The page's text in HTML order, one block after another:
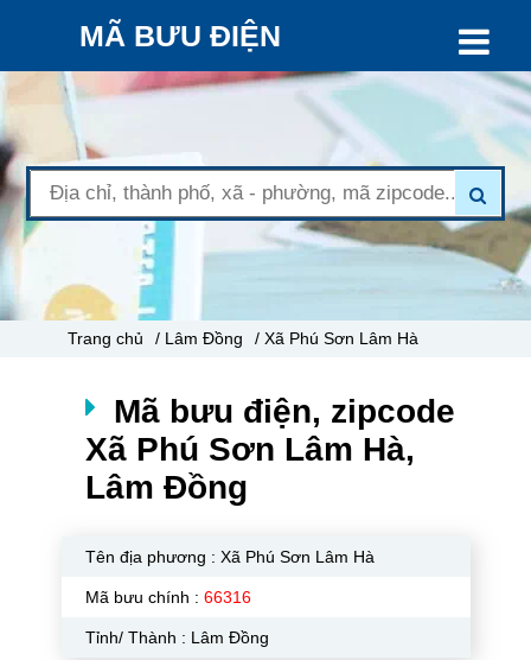
MÃ BƯU ĐIỆN
Trang chủ / Lâm Đồng / Xã Phú Sơn Lâm Hà
Mã bưu điện, zipcode
Xã Phú Sơn Lâm Hà,
Lâm Đồng
Tên địa phương : Xã Phú Sơn Lâm Hà
Mã bưu chính : 66316
Tỉnh/ Thành : Lâm Đồng